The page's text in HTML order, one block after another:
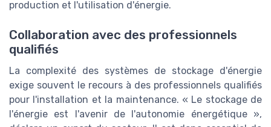
production et l'utilisation d'énergie.
Collaboration avec des professionnels
qualifiés
La complexité des systèmes de stockage d'énergie
exige souvent le recours à des professionnels qualifiés
pour l'installation et la maintenance. « Le stockage de
l'énergie est l'avenir de l'autonomie énergétique »,